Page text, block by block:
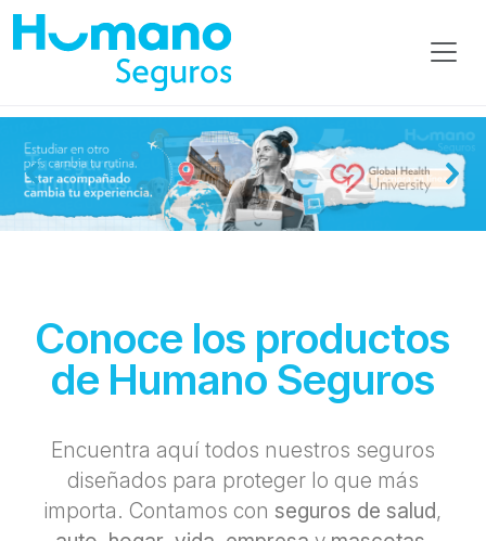
Seguros de Salud, Vehículo,
Conoce los productos
de Humano Seguros
Encuentra aquí todos nuestros seguros
diseñados para proteger lo que más
importa. Contamos con seguros de salud,